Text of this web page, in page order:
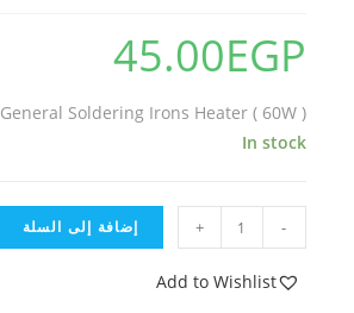
45.00EGP
General Soldering Irons Heater ( 60W )
In stock
-
+ إضافة إلى السلة
Add to Wishlist